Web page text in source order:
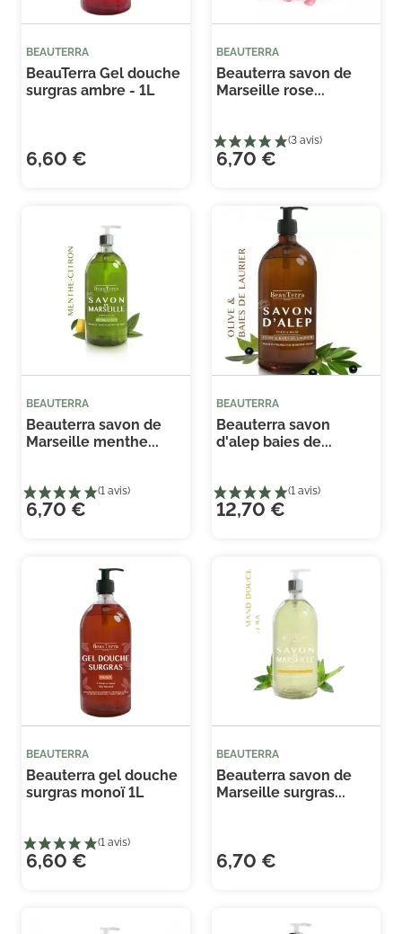
BEAUTERRA
BeauTerra Gel douche
surgras ambre - 1L
6,60 €
BEAUTERRA
Beauterra savon de
Marseille rose...
6,70 €
BEAUTERRA
Beauterra savon de
Marseille menthe...
6,70 €
BEAUTERRA
Beauterra savon
d'alep baies de...
12,70 €
BEAUTERRA
Beauterra gel douche
surgras monoï 1L
6,60 €
BEAUTERRA
Beauterra savon de
Marseille surgras...
6,70 €